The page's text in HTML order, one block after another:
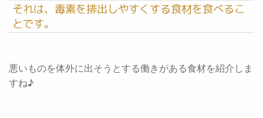
それは、毒素を排出しやすくする食材を食べるこ
とです。
悪いものを体外に出そうとする働きがある食材を紹介しま
すね♪